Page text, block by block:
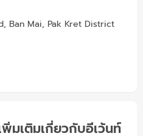
Ban Mai, Pak Kret District
มเติมเกี่ยวกับอีเว้นท์